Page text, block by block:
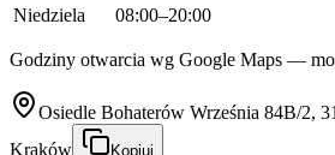
Niedziela
08:00–20:00
Godziny otwarcia wg Google Maps —
Osiedle Bohaterów Września 84B/2,
Kraków
Kopiuj